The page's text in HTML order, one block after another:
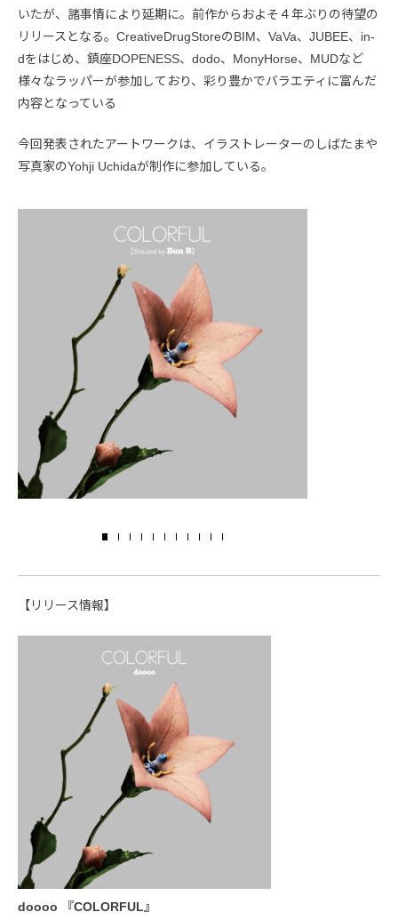
いたが、諸事情により延期に。前作からおよそ４年ぶりの待望の
リリースとなる。CreativeDrugStoreのBIM、VaVa、JUBEE、in-
dをはじめ、鎮座DOPENESS、dodo、MonyHorse、MUDなど
様々なラッパーが参加しており、彩り豊かでバラエティに富んだ
内容となっている
今回発表されたアートワークは、イラストレーターのしばたまや
写真家のYohji Uchidaが制作に参加している。
【リリース情報】
doooo 『COLORFUL』